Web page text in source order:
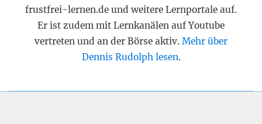
frustfrei-lernen.de und weitere Lernportale auf.
Er ist zudem mit Lernkanälen auf Youtube
vertreten und an der Börse aktiv. Mehr über
Dennis Rudolph lesen.